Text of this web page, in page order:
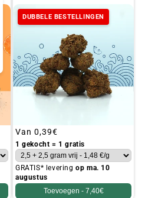
DUBBELE BESTELLINGEN
Gebruikelijke
prijs
Van 0,39€
1 gekocht = 1 gratis
GRATIS* leveringop ma. 10
augustus
Toevoegen - 7,40€